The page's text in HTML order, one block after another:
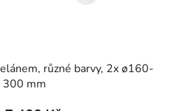
různé barvy, 2x ø160-
300 mm